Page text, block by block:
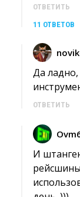
ОТВЕТИТЬ
11 ОТВЕТОВ
Да ладно,
ОТВЕТИТЬ
И